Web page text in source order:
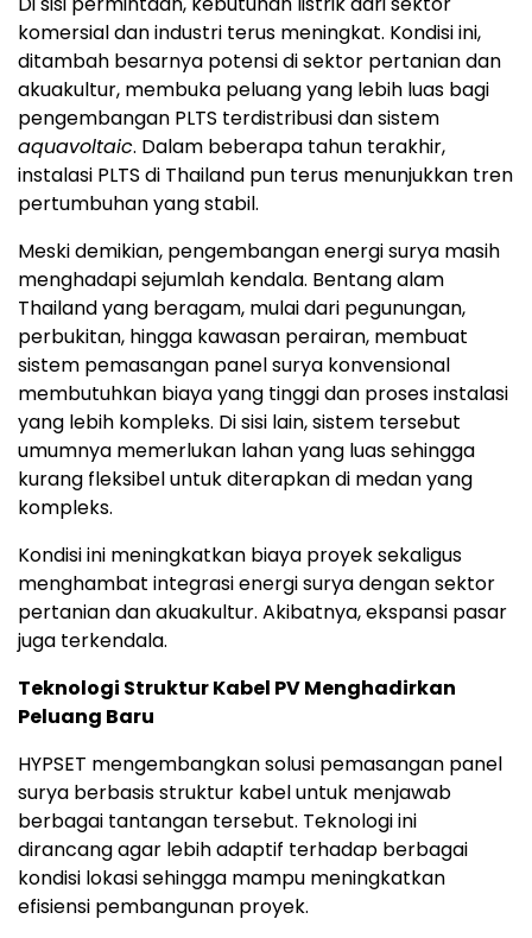
komersial dan industri terus meningkat. Kondisi ini,
ditambah besarnya potensi di sektor pertanian dan
akuakultur, membuka peluang yang lebih luas bagi
pengembangan PLTS terdistribusi dan sistem
aquavoltaic. Dalam beberapa tahun terakhir,
instalasi PLTS di Thailand pun terus menunjukkan tren
pertumbuhan yang stabil.
Meski demikian, pengembangan energi surya masih
menghadapi sejumlah kendala. Bentang alam
Thailand yang beragam, mulai dari pegunungan,
perbukitan, hingga kawasan perairan, membuat
sistem pemasangan panel surya konvensional
membutuhkan biaya yang tinggi dan proses instalasi
yang lebih kompleks. Di sisi lain, sistem tersebut
umumnya memerlukan lahan yang luas sehingga
kurang fleksibel untuk diterapkan di medan yang
kompleks.
Kondisi ini meningkatkan biaya proyek sekaligus
menghambat integrasi energi surya dengan sektor
pertanian dan akuakultur. Akibatnya, ekspansi pasar
juga terkendala.
Teknologi Struktur Kabel PV Menghadirkan
Peluang Baru
HYPSET mengembangkan solusi pemasangan panel
surya berbasis struktur kabel untuk menjawab
berbagai tantangan tersebut. Teknologi ini
dirancang agar lebih adaptif terhadap berbagai
kondisi lokasi sehingga mampu meningkatkan
efisiensi pembangunan proyek.